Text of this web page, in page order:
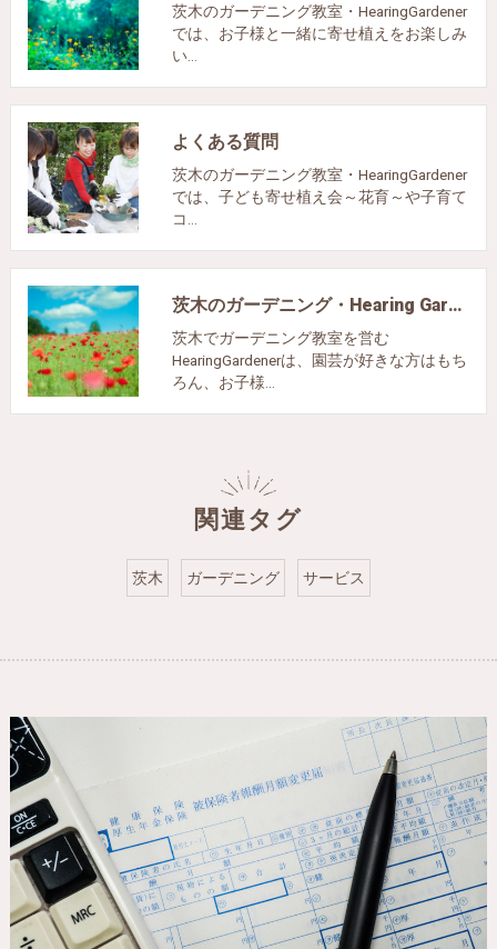
茨木のガーデニング教室・HearingGardener
では、お子様と一緒に寄せ植えをお楽しみ
い…
よくある質問
茨木のガーデニング教室・HearingGardener
では、子ども寄せ植え会～花育～や子育て
コ…
茨木のガーデニング・Hearing Gardenerのお客様の声
茨木でガーデニング教室を営む
HearingGardenerは、園芸が好きな方はもち
ろん、お子様…
関連タグ
茨木 ガーデニング サービス